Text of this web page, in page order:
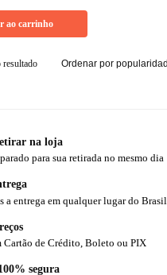
ao carrinho
na loja
para sua retirada no mesmo dia
a entrega em qualquer lugar do Brasil
Cartão de Crédito, Boleto ou PIX
segura